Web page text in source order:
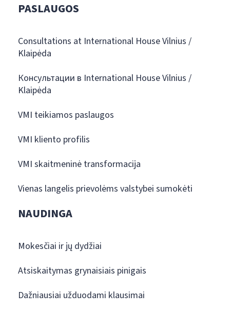
PASLAUGOS
Consultations at International House Vilnius /
Klaipėda
Консультации в International House Vilnius /
Klaipėda
VMI teikiamos paslaugos
VMI kliento profilis
VMI skaitmeninė transformacija
Vienas langelis prievolėms valstybei sumokėti
NAUDINGA
Mokesčiai ir jų dydžiai
Atsiskaitymas grynaisiais pinigais
Dažniausiai užduodami klausimai